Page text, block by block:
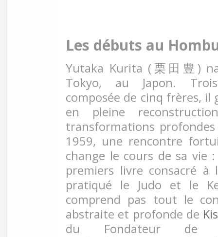
Les débuts au
Yutaka Kurita ( 栗田豊)
Tokyo, au Japon.
composée de cinq frères, il
en pleine
transformations profondes
1959, une rencontre
change le cours de sa vie
premiers livre consacré à
pratiqué le Judo et le
comprend pas tout le
abstraite et profonde de
du Fondateur de